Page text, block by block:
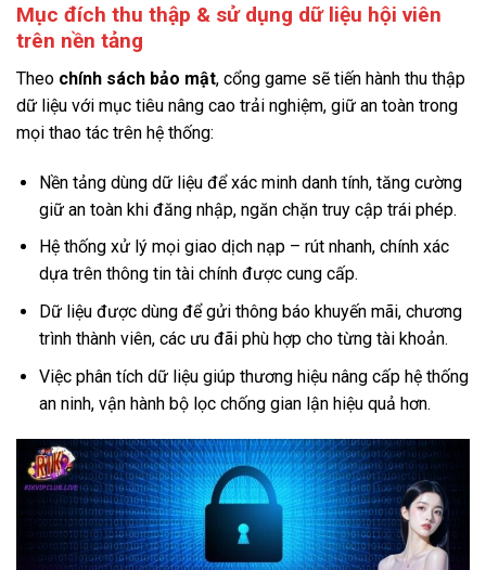
Mục đích thu thập & sử dụng dữ liệu hội viên
trên nền tảng
Theo chính sách bảo mật, cổng game sẽ tiến hành thu thập
dữ liệu với mục tiêu nâng cao trải nghiệm, giữ an toàn trong
mọi thao tác trên hệ thống:
Nền tảng dùng dữ liệu để xác minh danh tính, tăng cường
giữ an toàn khi đăng nhập, ngăn chặn truy cập trái phép.
Hệ thống xử lý mọi giao dịch nạp – rút nhanh, chính xác
dựa trên thông tin tài chính được cung cấp.
Dữ liệu được dùng để gửi thông báo khuyến mãi, chương
trình thành viên, các ưu đãi phù hợp cho từng tài khoản.
Việc phân tích dữ liệu giúp thương hiệu nâng cấp hệ thống
an ninh, vận hành bộ lọc chống gian lận hiệu quả hơn.